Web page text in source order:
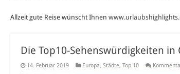
Allzeit gute Reise wünscht Ihnen
Die Top10-Sehenswürdigkeiten in
14. Februar 2019 Europa, Städte, Top 10